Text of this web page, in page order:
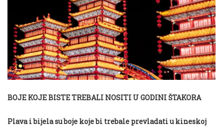
BOJE KOJE BISTE TREBALI NOSITI U GODINI ŠTAKORA
Plava i bijela su boje koje bi trebale prevladati u kineskoj